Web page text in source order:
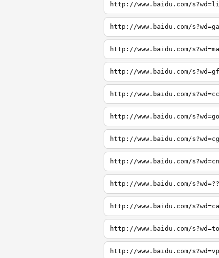
http://www.baidu.com/
http://www.baidu.com/
http://www.baidu.com/
http://www.baidu.com/
http://www.baidu.com/
http://www.baidu.com/
http://www.baidu.com/
http://www.baidu.com/
http://www.baidu.com/
http://www.baidu.com/
http://www.baidu.com/
http://www.baidu.com/